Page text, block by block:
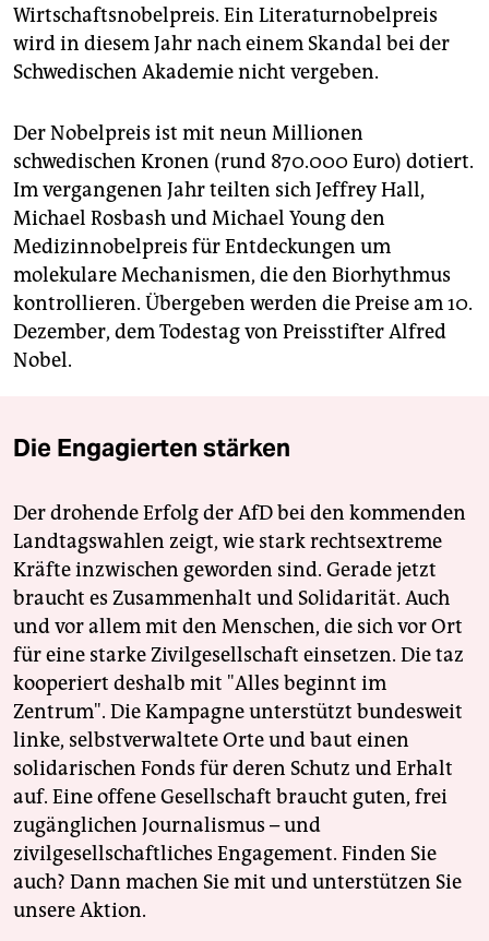
Wirtschaftsnobelpreis. Ein Literaturnobelpreis
wird in diesem Jahr nach einem Skandal bei der
Schwedischen Akademie nicht vergeben.
Der Nobelpreis ist mit neun Millionen
schwedischen Kronen (rund 870.000 Euro) dotiert.
Im vergangenen Jahr teilten sich Jeffrey Hall,
Michael Rosbash und Michael Young den
Medizinnobelpreis für Entdeckungen um
molekulare Mechanismen, die den Biorhythmus
kontrollieren. Übergeben werden die Preise am 10.
Dezember, dem Todestag von Preisstifter Alfred
Nobel.
Die Engagierten stärken
Der drohende Erfolg der AfD bei den kommenden
Landtagswahlen zeigt, wie stark rechtsextreme
Kräfte inzwischen geworden sind. Gerade jetzt
braucht es Zusammenhalt und Solidarität. Auch
und vor allem mit den Menschen, die sich vor Ort
für eine starke Zivilgesellschaft einsetzen. Die taz
kooperiert deshalb mit "Alles beginnt im
Zentrum". Die Kampagne unterstützt bundesweit
linke, selbstverwaltete Orte und baut einen
solidarischen Fonds für deren Schutz und Erhalt
auf. Eine offene Gesellschaft braucht guten, frei
zugänglichen Journalismus – und
zivilgesellschaftliches Engagement. Finden Sie
auch? Dann machen Sie mit und unterstützen Sie
unsere Aktion.